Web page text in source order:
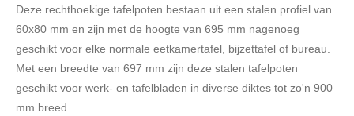
Deze rechthoekige tafelpoten bestaan uit een stalen profiel van
60x80 mm en zijn met de hoogte van 695 mm nagenoeg
geschikt voor elke normale eetkamertafel, bijzettafel of bureau.
Met een breedte van 697 mm zijn deze stalen tafelpoten
geschikt voor werk- en tafelbladen in diverse diktes tot zo'n 900
mm breed.